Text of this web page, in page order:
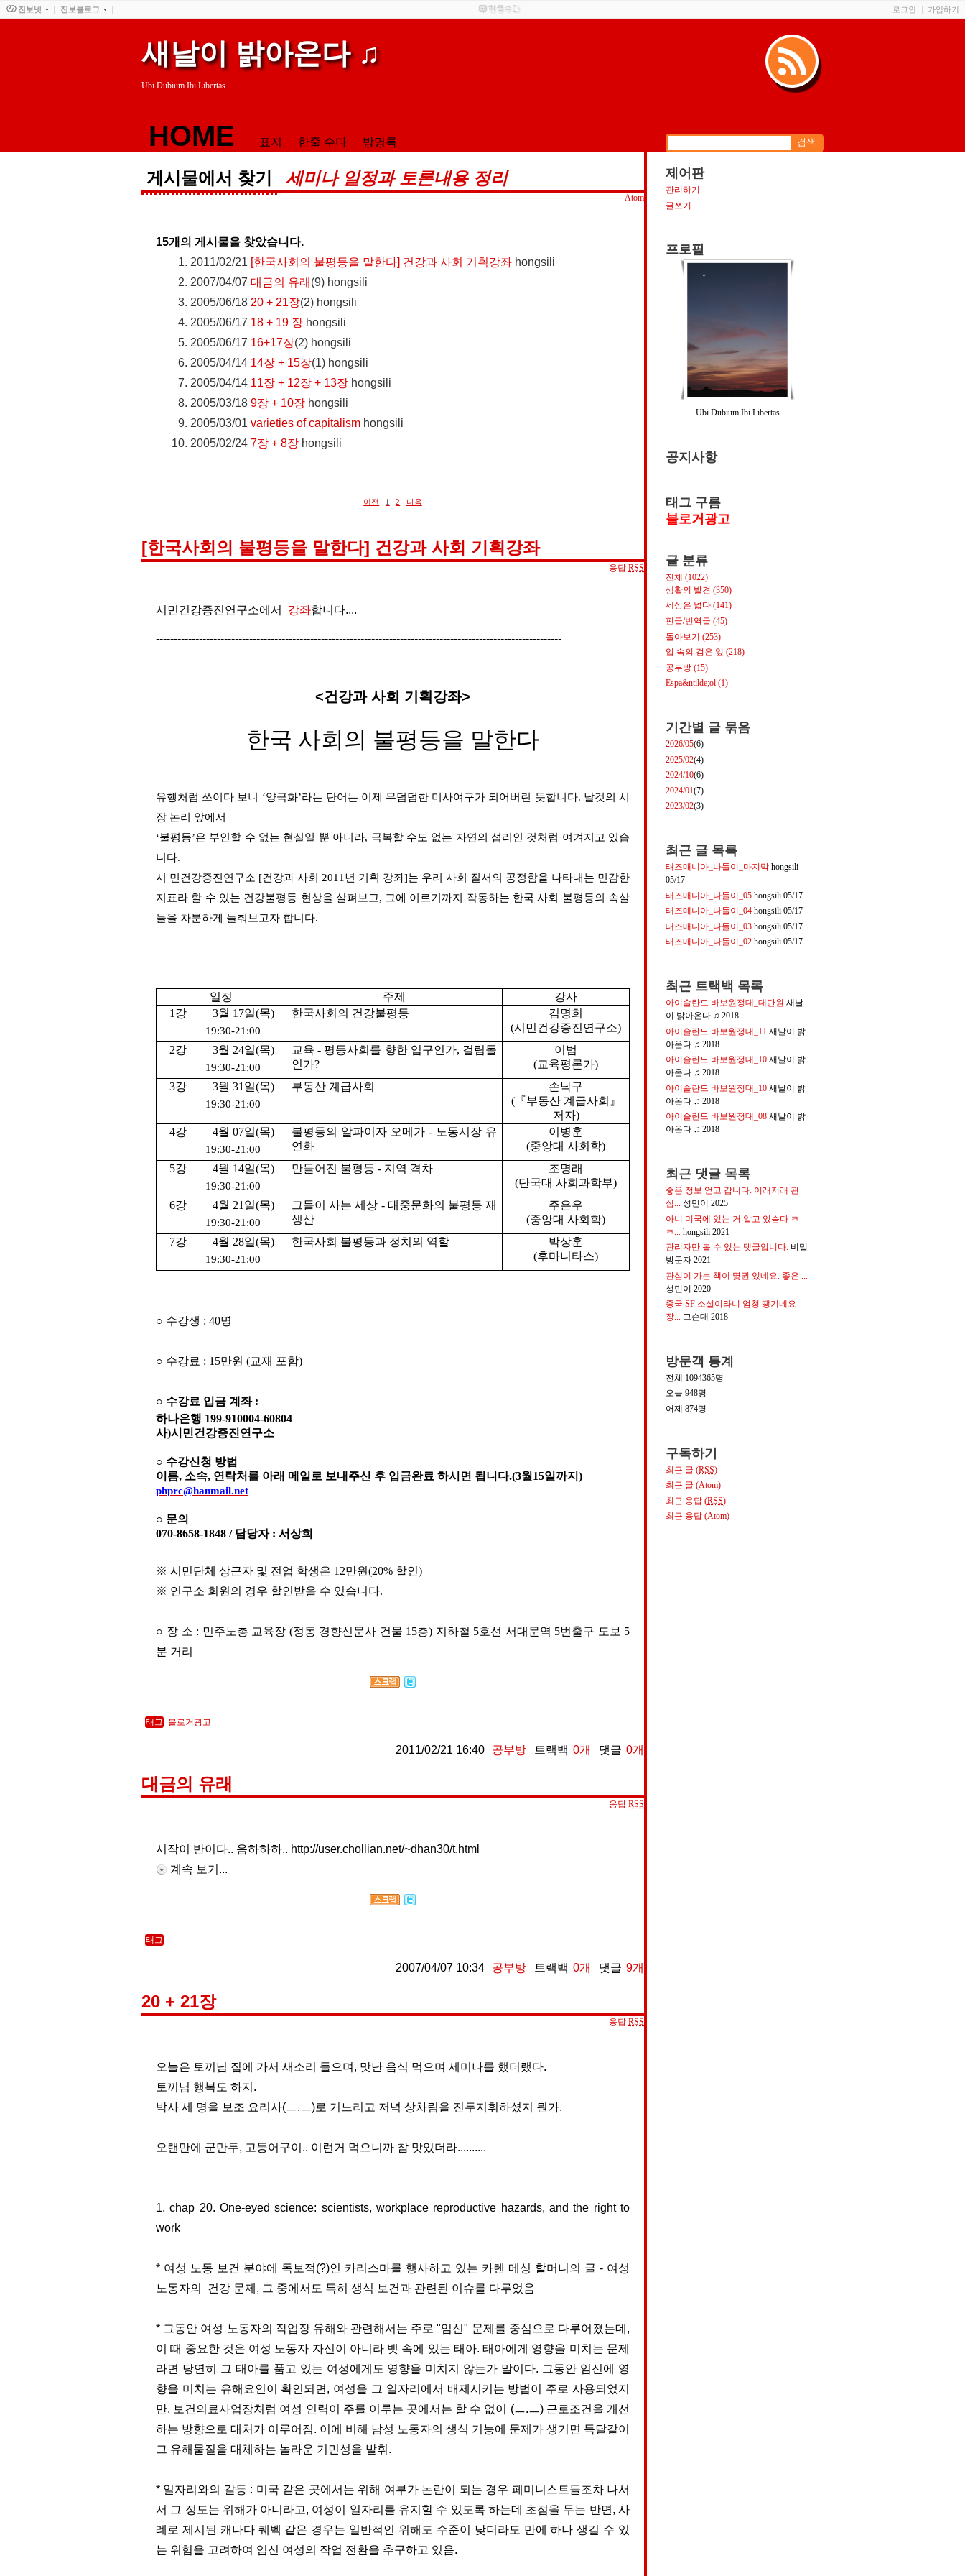
새날이 밝아온다 ♫
Ubi Dubium Ibi Libertas
HOME 표지 한줄 수다 방명록
게시물에서 찾기 세미나 일정과 토론내용 정리
Atom
15개의 게시물을 찾았습니다.
2011/02/21 [한국사회의 불평등을 말한다] 건강과 사회 기획강좌 hongsili
2007/04/07 대금의 유래 (9) hongsili
2005/06/18 20 + 21장(2) hongsili
2005/06/17 18 + 19 장 hongsili
2005/06/17 16+17장(2) hongsili
2005/04/14 14장 + 15장(1) hongsili
2005/04/14 11장 + 12장 + 13장 hongsili
2005/03/18 9장 + 10장 hongsili
2005/03/01 varieties of capitalism hongsili
2005/02/24 7장 + 8장 hongsili
이전 1 2 다음
[한국사회의 불평등을 말한다] 건강과 사회 기획강좌
응답 RSS
시민건강증진연구소에서 강좌합니다....
-----------------------------------------------------------------------------------------------------------------
<건강과 사회 기획강좌>
한국 사회의 불평등을 말한다
유행처럼 쓰이다 보니 ‘양극화’라는 단어는 이제 무덤덤한 미사여구가 되어버린 듯합니다. 날것의 시
장 논리 앞에서
‘불평등’은 부인할 수 없는 현실일 뿐 아니라, 극복할 수도 없는 자연의 섭리인 것처럼 여겨지고 있습
니다.
시 민건강증진연구소 [건강과 사회 2011년 기획 강좌]는 우리 사회 질서의 공정함을 나타내는 민감한
지표라 할 수 있는 건강불평등 현상을 살펴보고, 그에 이르기까지 작동하는 한국 사회 불평등의 속살
들을 차분하게 들춰보고자 합니다.
일정 주제
강사
1강
3월 17일(목)
19:30-21:00
한국사회의 건강불평등
김명희
(시민건강증진연구소)
2강
3월 24일(목)
19:30-21:00
교육 - 평등사회를 향한 입구인가, 걸림돌
인가?
이범
(교육평론가)
3강
3월 31일(목)
19:30-21:00
부동산 계급사회
손낙구
(『부동산 계급사회』
저자)
4강
4월 07일(목)
19:30-21:00
불평등의 알파이자 오메가 - 노동시장 유
연화
이병훈
(중앙대 사회학)
5강
4월 14일(목)
19:30-21:00
만들어진 불평등 - 지역 격차
조명래
(단국대 사회과학부)
6강
4월 21일(목)
19:30-21:00
그들이 사는 세상 - 대중문화의 불평등 재
생산
주은우
(중앙대 사회학)
7강
4월 28일(목)
19:30-21:00
한국사회 불평등과 정치의 역할
박상훈
(후마니타스)
○ 수강생 : 40명
○ 수강료 : 15만원 (교재 포함)
○ 수강료 입금 계좌 :
하나은행 199-910004-60804
사)시민건강증진연구소
○ 수강신청 방법
이름, 소속, 연락처를 아래 메일로 보내주신 후 입금완료 하시면 됩니다.(3월15일까지)
phprc@hanmail.net
○ 문의
070-8658-1848 / 담당자 : 서상희
※ 시민단체 상근자 및 전업 학생은 12만원(20% 할인)
※ 연구소 회원의 경우 할인받을 수 있습니다.
○ 장 소 : 민주노총 교육장 (정동 경향신문사 건물 15층) 지하철 5호선 서대문역 5번출구 도보 5
분 거리
태그 블로거광고
2011/02/21 16:40 공부방 트랙백 0개 댓글 0개
대금의 유래
응답 RSS
시작이 반이다.. 음하하하.. http://user.chollian.net/~dhan30/t.html
계속 보기...
태그
2007/04/07 10:34 공부방 트랙백 0개 댓글 9개
20 + 21장
응답 RSS
오늘은 토끼님 집에 가서 새소리 들으며, 맛난 음식 먹으며 세미나를 했더랬다.
토끼님 행복도 하지.
박사 세 명을 보조 요리사(ㅡ.ㅡ)로 거느리고 저녁 상차림을 진두지휘하셨지 뭔가.
오랜만에 군만두, 고등어구이.. 이런거 먹으니까 참 맛있더라..........
1. chap 20. One-eyed science: scientists, workplace reproductive hazards, and the right to
work
* 여성 노동 보건 분야에 독보적(?)인 카리스마를 행사하고 있는 카렌 메싱 할머니의 글 - 여성
노동자의 건강 문제, 그 중에서도 특히 생식 보건과 관련된 이슈를 다루었음
* 그동안 여성 노동자의 작업장 유해와 관련해서는 주로 "임신" 문제를 중심으로 다루어졌는데,
이 때 중요한 것은 여성 노동자 자신이 아니라 뱃 속에 있는 태아. 태아에게 영향을 미치는 문제
라면 당연히 그 태아를 품고 있는 여성에게도 영향을 미치지 않는가 말이다. 그동안 임신에 영
향을 미치는 유해요인이 확인되면, 여성을 그 일자리에서 배제시키는 방법이 주로 사용되었지
만, 보건의료사업장처럼 여성 인력이 주를 이루는 곳에서는 할 수 없이 (ㅡ.ㅡ) 근로조건을 개선
하는 방향으로 대처가 이루어짐. 이에 비해 남성 노동자의 생식 기능에 문제가 생기면 득달같이
그 유해물질을 대체하는 놀라운 기민성을 발휘.
* 일자리와의 갈등 : 미국 같은 곳에서는 위해 여부가 논란이 되는 경우 페미니스트들조차 나서
서 그 정도는 위해가 아니라고, 여성이 일자리를 유지할 수 있도록 하는데 초점을 두는 반면, 사
례로 제시된 캐나다 퀘벡 같은 경우는 일반적인 위해도 수준이 낮더라도 만에 하나 생길 수 있
는 위험을 고려하여 임신 여성의 작업 전환을 추구하고 있음.
제어판
관리하기
글쓰기
프로필
Ubi Dubium Ibi Libertas
공지사항
태그 구름
블로거광고
글 분류
전체 (1022)
생활의 발견 (350)
세상은 넓다 (141)
펀글/번역글 (45)
돌아보기 (253)
입 속의 검은 잎 (218)
공부방 (15)
Espa&ntilde;ol (1)
기간별 글 묶음
2026/05(6)
2025/02(4)
2024/10(6)
2024/01(7)
2023/02(3)
최근 글 목록
태즈매니아_나들이_마지막 hongsili
05/17
태즈매니아_나들이_05 hongsili 05/17
태즈매니아_나들이_04 hongsili 05/17
태즈매니아_나들이_03 hongsili 05/17
태즈매니아_나들이_02 hongsili 05/17
최근 트랙백 목록
아이슬란드 바보원정대_대단원 새날
이 밝아온다 ♫ 2018
아이슬란드 바보원정대_11 새날이 밝
아온다 ♫ 2018
아이슬란드 바보원정대_10 새날이 밝
아온다 ♫ 2018
아이슬란드 바보원정대_10 새날이 밝
아온다 ♫ 2018
아이슬란드 바보원정대_08 새날이 밝
아온다 ♫ 2018
최근 댓글 목록
좋은 정보 얻고 갑니다. 이래저래 관
심... 성민이 2025
아니 미국에 있는 거 알고 있슴다 ㅋ
ㅋ...
hongsili 2021
관리자만 볼 수 있는 댓글입니다. 비밀
방문자 2021
관심이 가는 책이 몇권 있네요. 좋은 ...
성민이 2020
중국 SF 소설이라니 엄청 땡기네요
장... 그슨대 2018
방문객 통계
전체 1094365명
오늘 948명
어제 874명
구독하기
최근 글 (RSS)
최근 글 (Atom)
최근 응답 (RSS)
최근 응답 (Atom)
진보넷 진보블로그 로그인 가입하기